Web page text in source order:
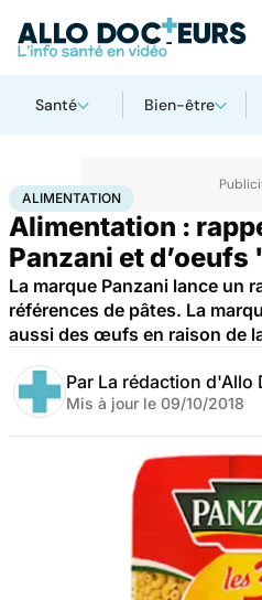
Santé Bien-être
AccueilBien-être Nutrition Alimentation
ALIMENTATION
Alimentation :
Panzani et
La marque Panzani lance un
références de pâtes. La
aussi des œufs en raison de
Par La rédaction d'Allo
Mis à jour le 09/10/2018